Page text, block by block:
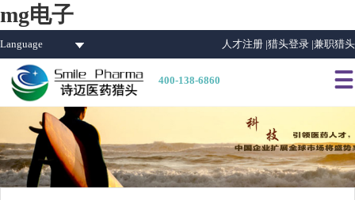
mg电子
Language 人才注册 |猎头登录 |兼职猎头
400-138-6860 